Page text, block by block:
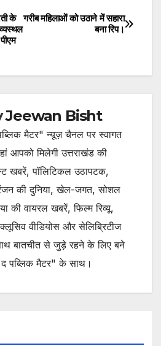
गरीब महिलाओं को उठाने में सहारा
बना रिप।
के
Jeewan Bisht
मैटर" न्यूज़ चैनल पर स्वागत
आपको मिलेगी उत्तराखंड की
खबरें, पॉलिटिकल उठापटक,
की दुनिया, खेल-जगत, सोशल
की वायरल खबरें, फिल्म रिव्यू,
वीडियोस और सेलिब्रिटीज
बातचीत से जुड़े रहने के लिए बने
पब्लिक मैटर" के साथ।